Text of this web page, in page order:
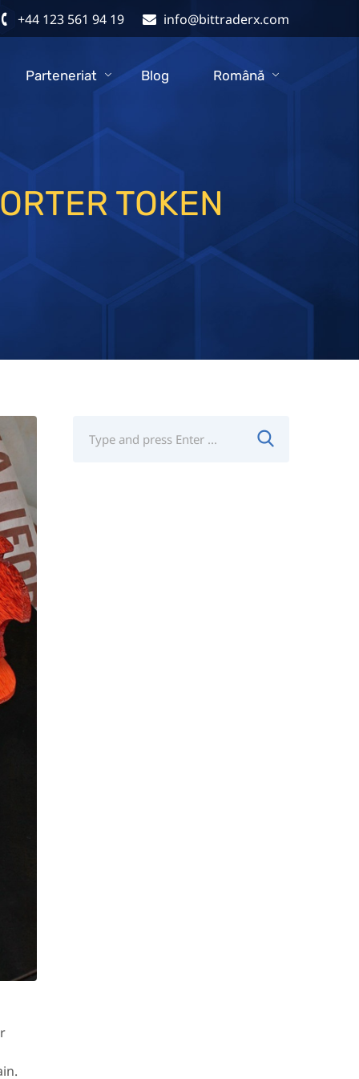
+44 123 561 94 19 info@bittraderx.com
Parteneriat Blog Română
TOKEN